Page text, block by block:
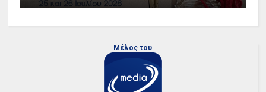
Μέλος του